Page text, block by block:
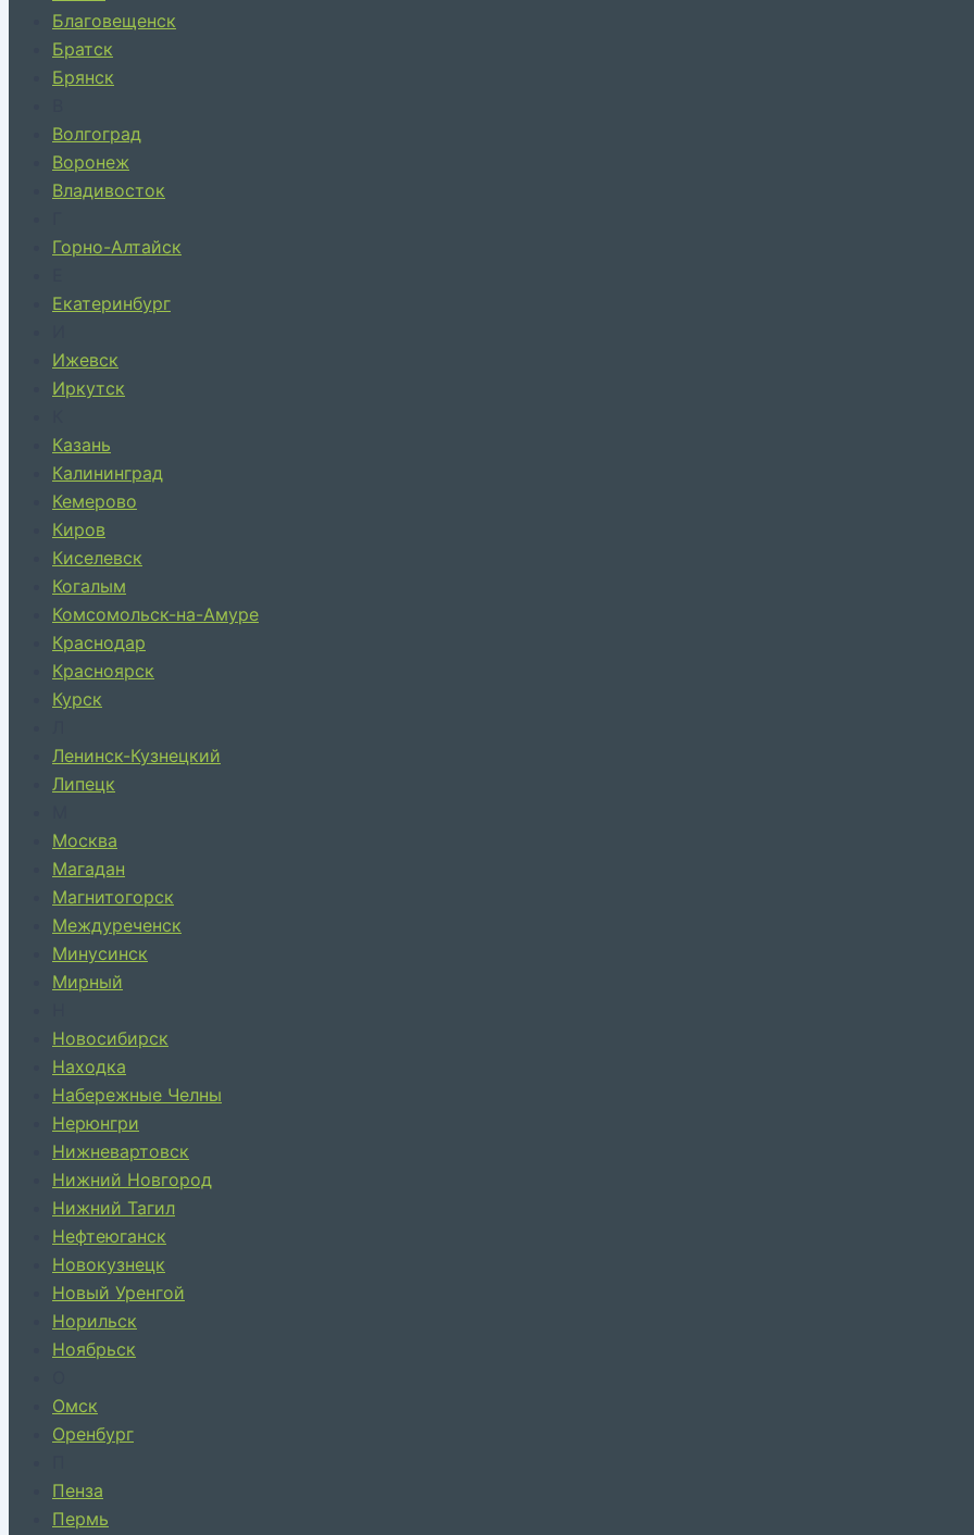
Благовещенск
Братск
Брянск
Волгоград
Воронеж
Владивосток
Горно-Алтайск
Екатеринбург
Ижевск
Иркутск
Казань
Калининград
Кемерово
Киров
Киселевск
Когалым
Комсомольск-на-Амуре
Краснодар
Красноярск
Курск
Ленинск-Кузнецкий
Липецк
Москва
Магадан
Магнитогорск
Междуреченск
Минусинск
Мирный
Новосибирск
Находка
Набережные Челны
Нерюнгри
Нижневартовск
Нижний Новгород
Нижний Тагил
Нефтеюганск
Новокузнецк
Новый Уренгой
Норильск
Ноябрьск
Омск
Оренбург
Пенза
Пермь